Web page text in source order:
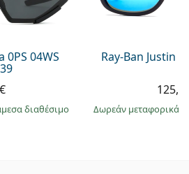
0PS 04WS
διαθέσιμο
Ray-Ban Justin
Δωρεάν μεταφορικά